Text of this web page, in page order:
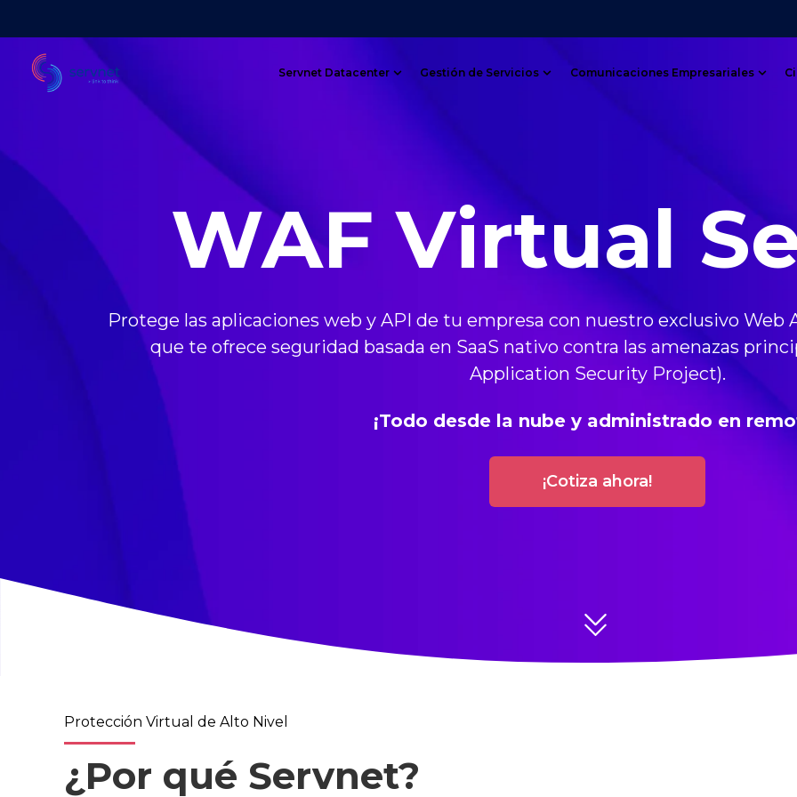
Servnet Datacenter Gestión de Servicios
Show submenu for Gestión de
Comunicaciones Empresariales
WAF Virtual
Protege las aplicaciones web y API de tu empresa con nuestro exclusivo Web
que te ofrece seguridad basada en SaaS nativo contra las amenazas
Application Security Project).
¡Todo desde la nube y administrado en
¡Cotiza ahora!
Protección Virtual de Alto Nivel
¿Por qué Servnet?